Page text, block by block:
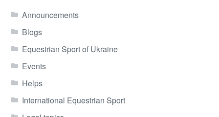
Announcements
Blogs
Equestrian Sport of Ukraine
Events
Helps
International Equestrian Sport